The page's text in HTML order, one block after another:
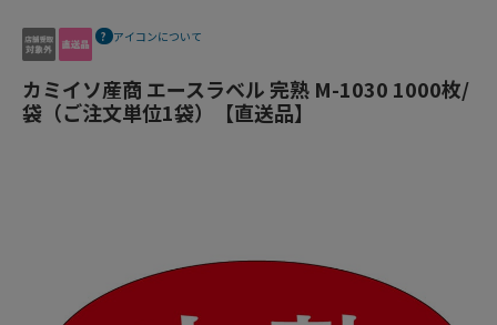
アイコンについて
カミイソ産商 エースラベル 完熟 M-1030 1000枚/
袋（ご注文単位1袋）【直送品】